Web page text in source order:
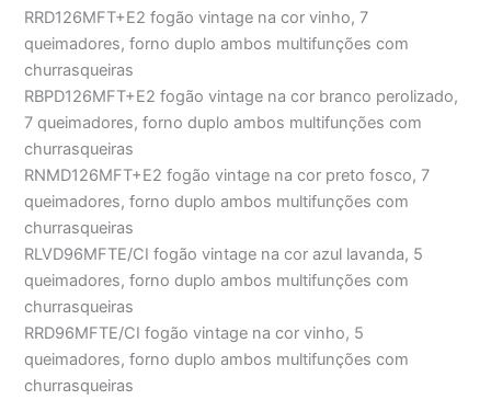
RRD126MFT+E2 fogão vintage na cor vinho, 7
queimadores, forno duplo ambos multifunções com
churrasqueiras
RBPD126MFT+E2 fogão vintage na cor branco perolizado,
7 queimadores, forno duplo ambos multifunções com
churrasqueiras
RNMD126MFT+E2 fogão vintage na cor preto fosco, 7
queimadores, forno duplo ambos multifunções com
churrasqueiras
RLVD96MFTE/CI fogão vintage na cor azul lavanda, 5
queimadores, forno duplo ambos multifunções com
churrasqueiras
RRD96MFTE/CI fogão vintage na cor vinho, 5
queimadores, forno duplo ambos multifunções com
churrasqueiras